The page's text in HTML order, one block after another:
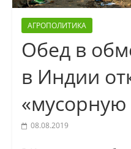
АГРОПОЛИТИКА
Обед в
в Индии
«мусорную
08.08.2019